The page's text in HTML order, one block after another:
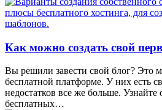
Как можно создать свой
Вы решили завести свой блог? Это
бесплатной платформе. У них есть
недостатков все же больше.
бесплатных…